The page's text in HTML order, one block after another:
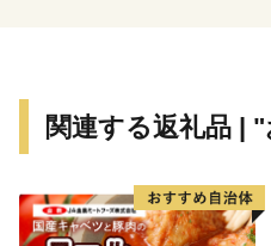
※寄附完了後のキャンセル
※当村は、株式会社さとふ
礼品配送等を委託する場合
関連する返礼品 |